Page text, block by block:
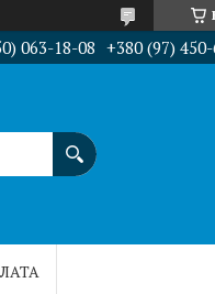
063-18-08 +380 (97)